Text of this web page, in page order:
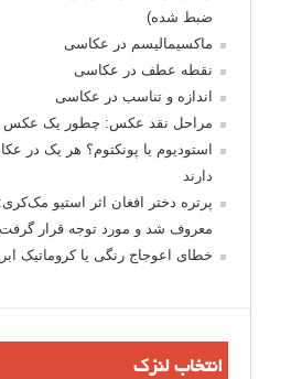
ضبط شده)
ماکسیمالیسم در عکاسی
نقطه عطف در عکاسی
اندازه و تناسب در عکاسی
مراحل نقد عکس: چطور یک عکس
استودیوم یا پونکتوم؟ هر یک در
دارند
پرتره دختر افغان اثر استیو مک‌کری:
معروف شد و مورد توجه قرار گرفت
خطای اعوجاج رنگی یا کروماتیک
انتخاب لنزک